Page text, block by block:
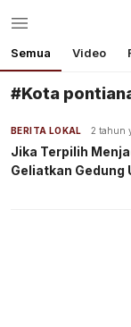
Semua Video
#Kota
BERITA LOKAL 2 tahun
Jika Terpilih
Geliatkan Gedung